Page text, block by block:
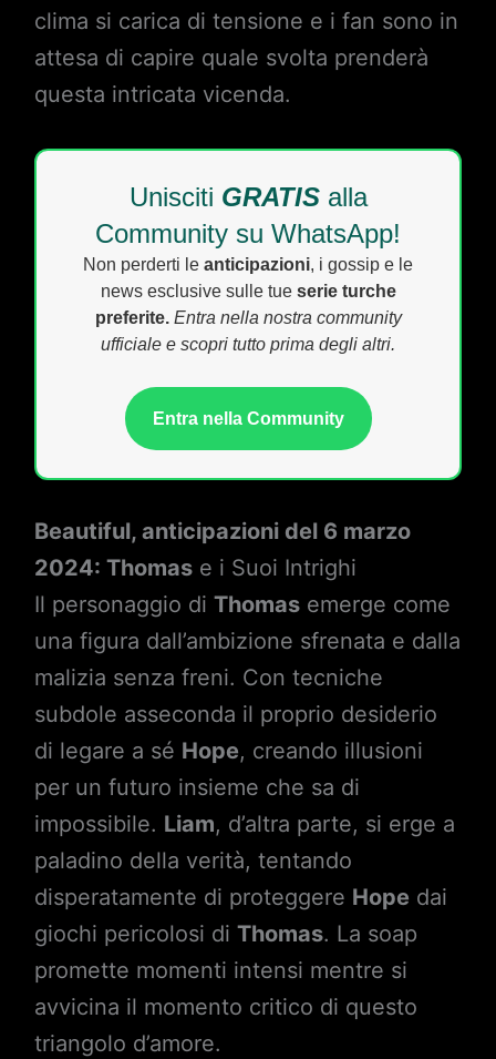
clima si carica di tensione e i fan sono in
attesa di capire quale svolta prenderà
questa intricata vicenda.
Unisciti GRATISalla
Community su WhatsApp!
Non perderti le anticipazioni, i gossip e le
news esclusive sulle tue serie turche
preferite. Entra nella nostra community
ufficiale e scopri tutto prima degli altri.
Entra nella Community
Beautiful, anticipazioni del 6 marzo
2024: Thomase i Suoi Intrighi
Il personaggio di Thomasemerge come
una figura dall’ambizione sfrenata e dalla
malizia senza freni. Con tecniche
subdole asseconda il proprio desiderio
di legare a sé Hope, creando illusioni
per un futuro insieme che sa di
impossibile. Liam, d’altra parte, si erge a
paladino della verità, tentando
disperatamente di proteggere Hope dai
giochi pericolosi di Thomas. La soap
promette momenti intensi mentre si
avvicina il momento critico di questo
triangolo d’amore.